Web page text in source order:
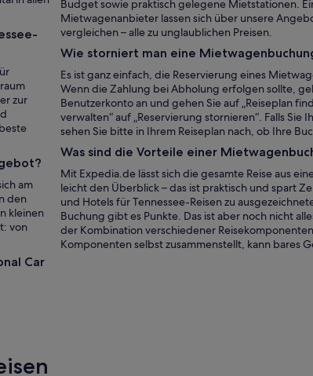
zur
am
den
kleinen
von
Car
Budget sowie praktisch gelegene Mietstationen.
Mietwagenanbieter lassen sich über unsere
vergleichen – alle zu unglaublichen Preisen.
Wie storniert man eine
Es ist ganz einfach, die Reservierung eines
Wenn die Zahlung bei Abholung erfolgen sollte,
Benutzerkonto an und gehen Sie auf „Reiseplan
verwalten“ auf „Reservierung stornieren“. Falls Sie
sehen Sie bitte in Ihrem Reiseplan nach, ob Ihre
Was sind die Vorteile einer
Mit Expedia.de lässt sich die gesamte Reise aus
leicht den Überblick – das ist praktisch und spart
und Hotels für Tennessee-Reisen zu
Buchung gibt es Punkte. Das ist aber noch nicht
der Kombination verschiedener
Komponenten selbst zusammenstellt, kann bares